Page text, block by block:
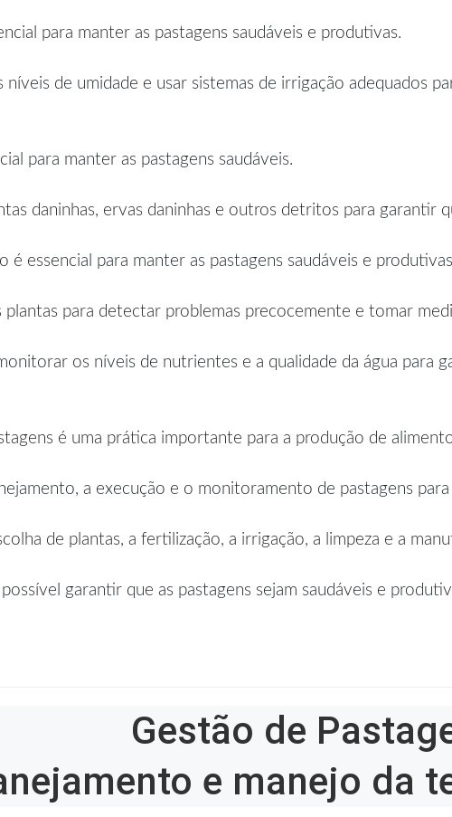
para manter as pastagens saudáveis e produtivas.
de umidade e usar sistemas de irrigação adequados
para manter as pastagens saudáveis.
daninhas, ervas daninhas e outros detritos para garantir
é essencial para manter as pastagens saudáveis e
para detectar problemas precocemente e tomar
os níveis de nutrientes e a qualidade da água para
é uma prática importante para a produção de
a execução e o monitoramento de pastagens
de plantas, a fertilização, a irrigação, a limpeza e a
garantir que as pastagens sejam saudáveis e
Gestão de
e manejo da